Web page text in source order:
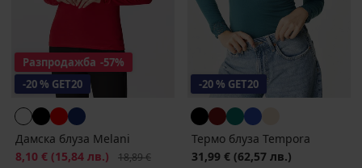
Разпродажба -57%
-20 % GET20
Дамска блуза Melani
Намаление
8,10 € (15,84 лв.) Първоначална цена
18,89 €
-20 % GET20
Термо блуза Tempora
31,99 € (62,57 лв.)